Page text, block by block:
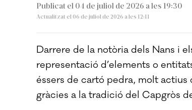
Publicat el 04 de juliol de 2026 a les 19:30
Actualitzat el 06 de juliol de 2026 a les 12:11
Darrere de la notòria dels Nans i
representació d’elements o
éssers de cartó pedra, molt actius
gràcies a la tradició del Capgròs